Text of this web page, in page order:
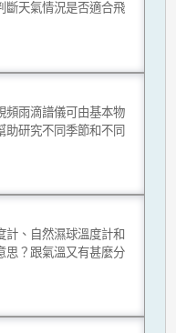
斷天氣情況是否適合飛
頻雨滴譜儀可由基本物
助研究不同季節和不同
計、自然濕球溫度計和
思？跟氣溫又有甚麼分